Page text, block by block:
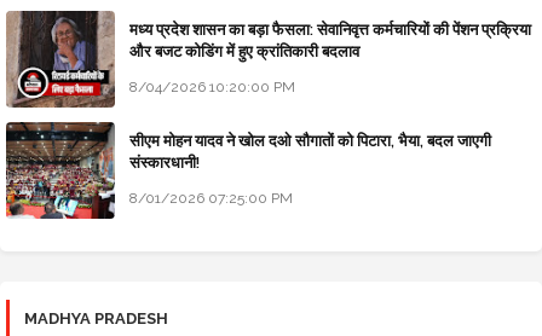
मध्य प्रदेश शासन का बड़ा फैसला: सेवानिवृत्त कर्मचारियों की पेंशन प्रक्रिया
और बजट कोडिंग में हुए क्रांतिकारी बदलाव
8/04/2026 10:20:00 PM
सीएम मोहन यादव ने खोल दओ सौगातों को पिटारा, भैया, बदल जाएगी
संस्कारधानी!
8/01/2026 07:25:00 PM
MADHYA PRADESH